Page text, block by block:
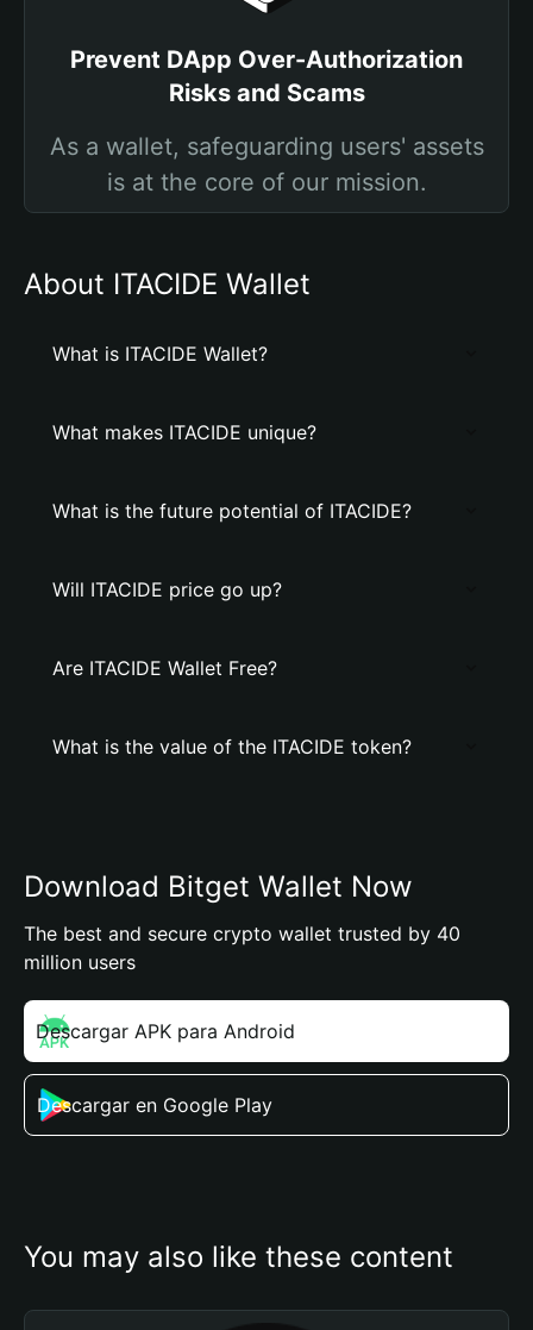
Prevent DApp Over-Authorization
Risks and Scams
As a wallet, safeguarding users' assets
is at the core of our mission.
About ITACIDE Wallet
What is ITACIDE Wallet?
What makes ITACIDE unique?
What is the future potential of ITACIDE?
Will ITACIDE price go up?
Are ITACIDE Wallet Free?
What is the value of the ITACIDE token?
Download Bitget Wallet Now
The best and secure crypto wallet trusted by 40
million users
Descargar APK para Android
Descargar en Google Play
You may also like these content